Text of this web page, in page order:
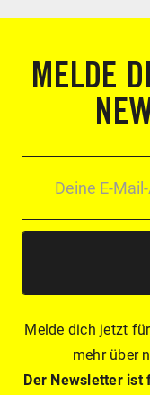
MELDE
Melde dich jetzt
mehr über
Der Newsletter ist